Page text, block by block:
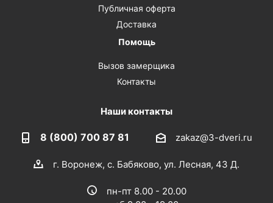
Публичная оферта
Доставка
Помощь
Вызов замерщика
Контакты
Наши контакты
8 (800) 700 87 81 zakaz@3-dveri.ru
г. Воронеж, с. Бабяково, ул. Лесная, 43 Д.
пн-пт 8.00 - 20.00